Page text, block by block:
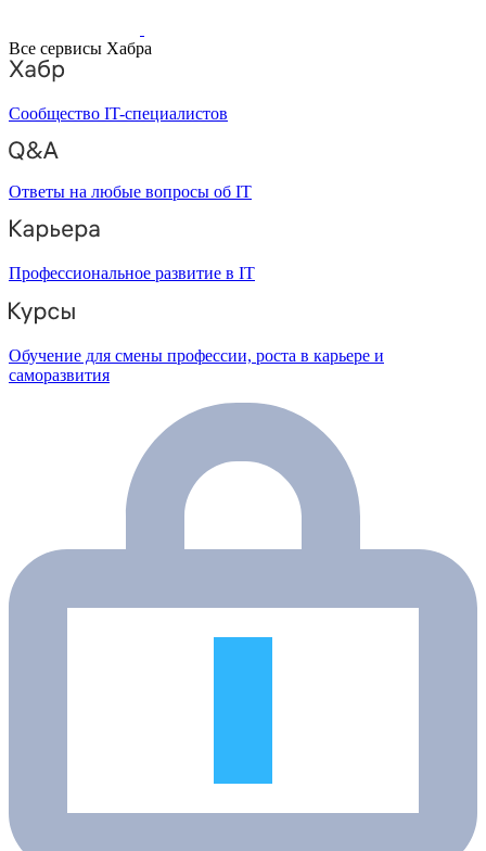
Все сервисы Хабра
Сообщество IT-специалистов
Ответы на любые вопросы об IT
Профессиональное развитие в IT
Обучение для смены профессии, роста в карьере и
саморазвития